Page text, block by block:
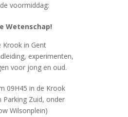
voormiddag:
Wetenschap!
Krook in Gent
experimenten,
voor jong en oud.
09H45 in de Krook
Parking Zuid, onder
Wilsonplein)